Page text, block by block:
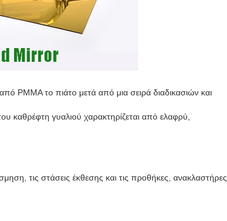
PMMA το πιάτο μετά από μια σειρά διαδικασιών και
καθρέφτη γυαλιού χαρακτηρίζεται από ελαφρύ,
τις στάσεις έκθεσης και τις προθήκες, ανακλαστήρες